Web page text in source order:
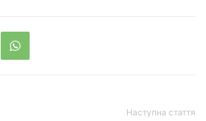
Наступна стаття